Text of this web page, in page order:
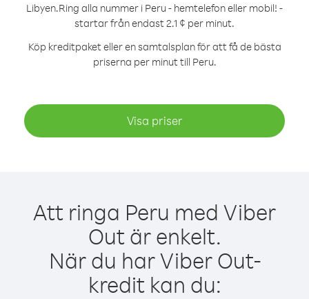
Libyen.Ring alla nummer i Peru - hemtelefon eller mobil! -
startar från endast 2.1 ¢ per minut.
Köp kreditpaket eller en samtalsplan för att få de bästa
priserna per minut till Peru.
Visa priser
Att ringa Peru med Viber
Out är enkelt.
När du har Viber Out-
kredit kan du: